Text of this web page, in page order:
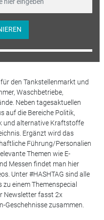
den Tankstellenmarkt und
Waschbetriebe,
Neben tagesaktuellen
auf die Bereiche Politik,
und alternative Kraftstoffe
Ergänzt wird das
Führung/Personalien
Themen wie E-
Messen findet man hier
Unter #HASHTAG sind alle
einem Themenspecial
Newsletter fasst 2x
Geschehnisse zusammen.